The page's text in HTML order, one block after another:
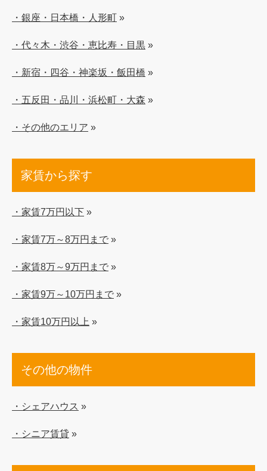
・銀座・日本橋・人形町 »
・代々木・渋谷・恵比寿・目黒 »
・新宿・四谷・神楽坂・飯田橋 »
・五反田・品川・浜松町・大森 »
・その他のエリア »
家賃から探す
・家賃7万円以下 »
・家賃7万～8万円まで »
・家賃8万～9万円まで »
・家賃9万～10万円まで »
・家賃10万円以上 »
その他の物件
・シェアハウス »
・シニア賃貸 »